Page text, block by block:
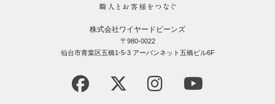
株式会社ワイヤードビーンズ
〒980-0022
仙台市青葉区五橋1-5-3 アーバンネット五橋ビル6F